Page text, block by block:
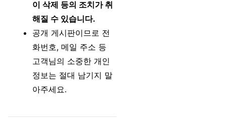
이 삭제 등의 조치가 취
해질 수 있습니다.
공개 게시판이므로 전
화번호, 메일 주소 등
고객님의 소중한 개인
정보는 절대 남기지 말
아주세요.